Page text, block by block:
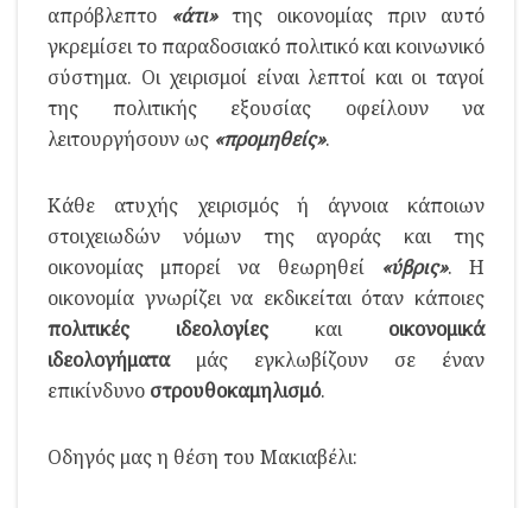
απρόβλεπτο «άτι»της οικονομίας πριν αυτό
γκρεμίσει το παραδοσιακό πολιτικό και κοινωνικό
σύστημα. Οι χειρισμοί είναι λεπτοί και οι ταγοί
της πολιτικής εξουσίας οφείλουν να
λειτουργήσουν ως «προμηθείς».
Κάθε ατυχής χειρισμός ή άγνοια κάποιων
στοιχειωδών νόμων της αγοράς και της
οικονομίας μπορεί να θεωρηθεί «ύβρις». Η
οικονομία γνωρίζει να εκδικείται όταν κάποιες
πολιτικές ιδεολογίες και οικονομικά
ιδεολογήματαμάς εγκλωβίζουν σε έναν
επικίνδυνο στρουθοκαμηλισμό.
Οδηγός μας η θέση του Μακιαβέλι: